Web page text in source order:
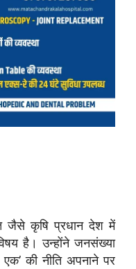
जैसे कृषि प्रधान देश में
है। उन्होंने जनसंख्या
की नीति अपनाने पर